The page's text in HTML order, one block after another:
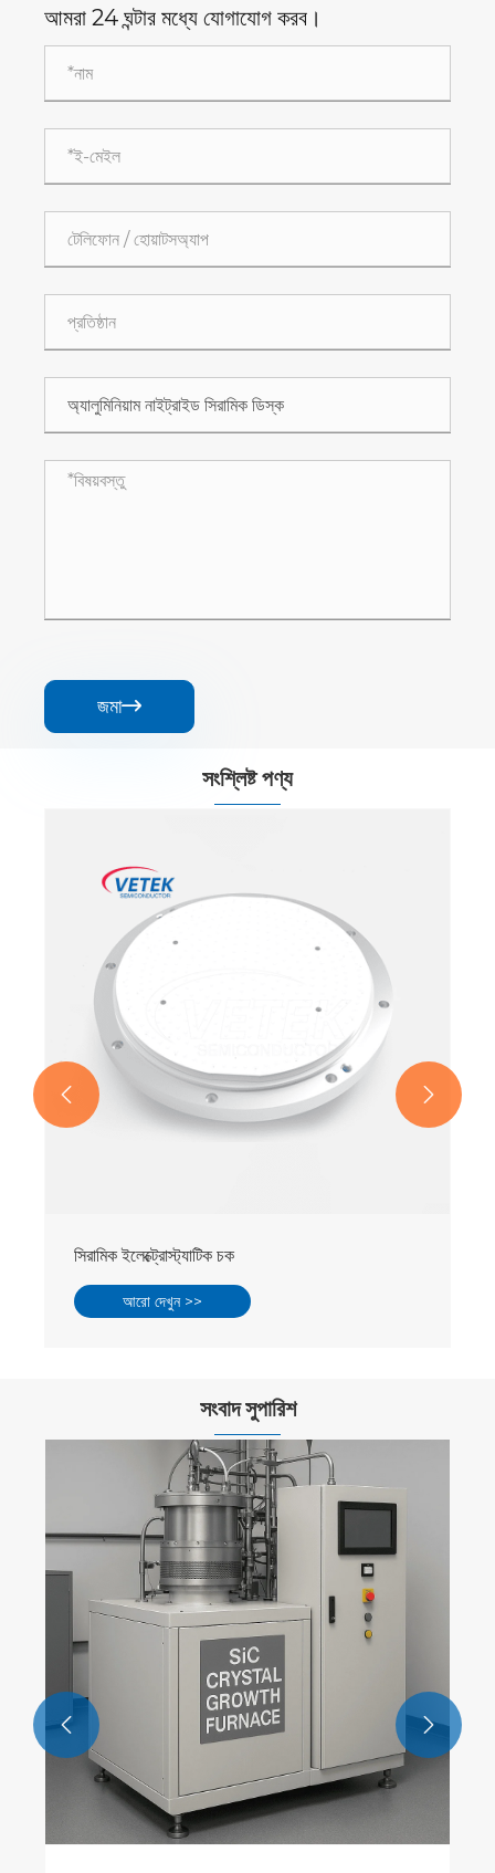
আমরা 24 ঘন্টার মধ্যে যোগাযোগ করব।
জমা
সংশ্লিষ্ট পণ্য
ভ্যাকুয়াম চক
আরো দেখুন >>
 
সংবাদ সুপারিশ
সিলিকন কার্বাইড ন্যানোম্যাটরিয়ালস
আরো দেখুন >>
 